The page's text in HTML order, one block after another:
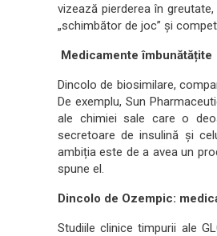
vizează pierderea în
„schimbător de joc” și
Medicamente îmbunătățite
Dincolo de biosimilare,
De exemplu, Sun
ale chimiei sale care o
secretoare de insulină și
ambiția este de a avea un
spune el.
Dincolo de Ozempic:
Studiile clinice timpurii ale